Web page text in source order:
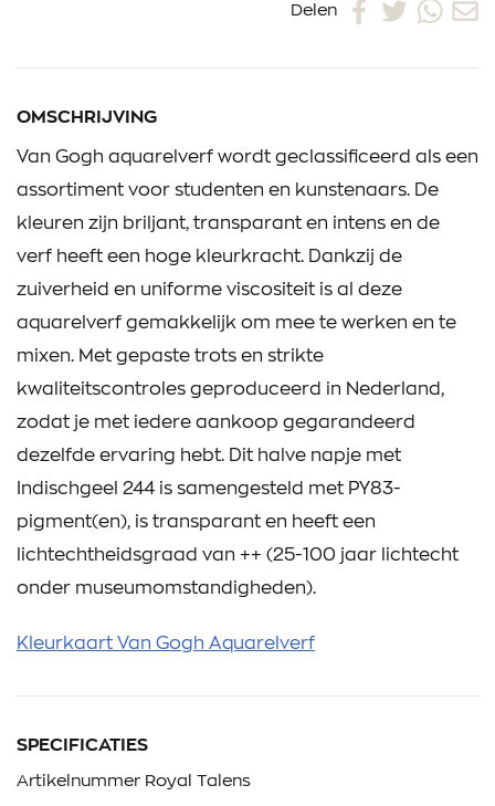
Delen
OMSCHRIJVING
Van Gogh aquarelverf wordt geclassificeerd als een
assortiment voor studenten en kunstenaars. De
kleuren zijn briljant, transparant en intens en de
verf heeft een hoge kleurkracht. Dankzij de
zuiverheid en uniforme viscositeit is al deze
aquarelverf gemakkelijk om mee te werken en te
mixen. Met gepaste trots en strikte
kwaliteitscontroles geproduceerd in Nederland,
zodat je met iedere aankoop gegarandeerd
dezelfde ervaring hebt. Dit halve napje met
Indischgeel 244 is samengesteld met PY83-
pigment(en), is transparant en heeft een
lichtechtheidsgraad van ++ (25-100 jaar lichtecht
onder museumomstandigheden).
Kleurkaart Van Gogh Aquarelverf
SPECIFICATIES
Artikelnummer Royal Talens